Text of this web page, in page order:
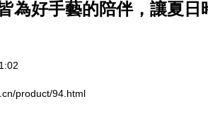
為好手藝的陪伴，讓夏
product/94.html